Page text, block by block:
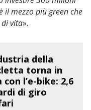
il mezzo più green che
vita».
della
torna in
con l’e-bike: 2,6
di giro